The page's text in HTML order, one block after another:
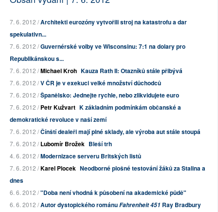
7. 6. 2012 /Architekti eurozóny vytvořili stroj na katastrofu a dar
spekulativn...
7. 6. 2012 /Guvernérské volby ve Wisconsinu: 7:1 na dolary pro
Republikánskou s...
7. 6. 2012 /Michael Kroh Kauza Rath II: Otazníků stále přibývá
7. 6. 2012 /V ČR je v exekuci velké množství důchodců
7. 6. 2012 /Španělsko: Jednejte rychle, nebo zlikvidujete euro
7. 6. 2012 /Petr Kužvart K základním podmínkám občanské a
demokratické revoluce v naší zemí
7. 6. 2012 /Čínští dealeři mají plné sklady, ale výroba aut stále stoupá
7. 6. 2012 /Lubomír Brožek Bleší trh
4. 6. 2012 /Modernizace serveru Britských listů
7. 6. 2012 /Karel Plocek Neodborné plošné testování žáků za Stalina a
dnes
6. 6. 2012 /"Doba není vhodná k působení na akademické půdě"
6. 6. 2012 /Autor dystopického románuFahrenheit 451 Ray Bradbury